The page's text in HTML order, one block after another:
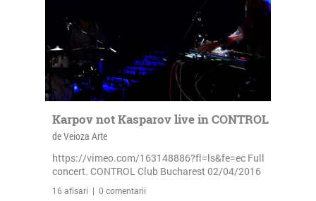
Karpov not Kasparov live in CONTROL
de Veioza Arte
https://vimeo.com/163148886?fl=ls&fe=ec Full
concert. CONTROL Club Bucharest 02/04/2016
16 afisari | 0 comentarii